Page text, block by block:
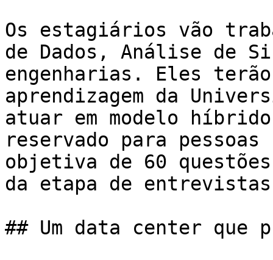
Os estagiários vão
de Dados, Análise de
engenharias. Eles
aprendizagem da
atuar em modelo
reservado para
objetiva de 60
da etapa de
## Um data center que